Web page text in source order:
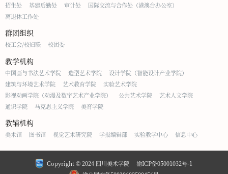
招生处
基建后勤处 审计处
国际交流与合作处（港澳台办公室）
离退休工作处
群团组织
校工会/校妇联 校团委
教学机构
中国画与书法艺术学院 造型艺术学院
设计学院（智能设计产业学院）
建筑与环境艺术学院
艺术教育学院
实验艺术学院
影视动画学院（动漫及数字艺术产业学院）
公共艺术学院
艺术人文学院
通识学院
马克思主义学院 美育学院
教辅机构
美术馆 图书馆 视觉艺术研究院 学报编辑部 实验教学中心 信息中心
Copyright © 2024 四川美术学院
渝ICP备05001032号-1